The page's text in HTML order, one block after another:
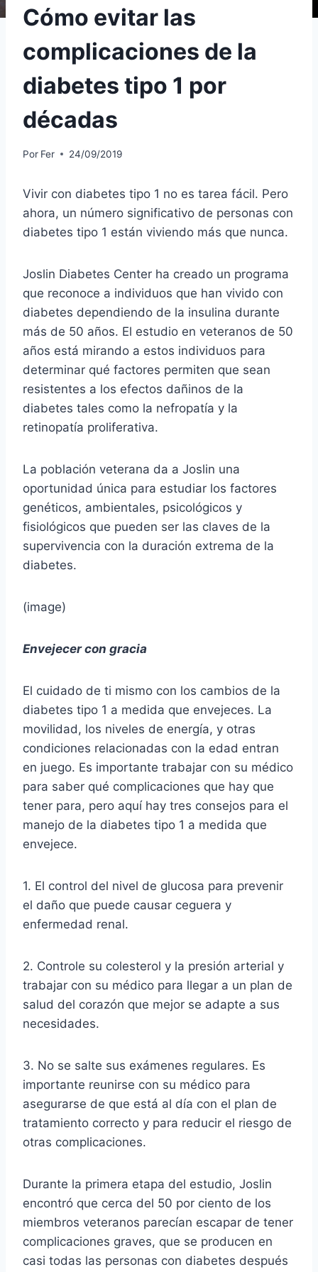
Cómo evitar las
complicaciones de la
diabetes tipo 1 por
décadas
Por Fer 24/09/2019
Vivir con diabetes tipo 1 no es tarea fácil. Pero
ahora, un número significativo de personas con
diabetes tipo 1 están viviendo más que nunca.
Joslin Diabetes Center ha creado un programa
que reconoce a individuos que han vivido con
diabetes dependiendo de la insulina durante
más de 50 años. El estudio en veteranos de 50
años está mirando a estos individuos para
determinar qué factores permiten que sean
resistentes a los efectos dañinos de la
diabetes tales como la nefropatía y la
retinopatía proliferativa.
La población veterana da a Joslin una
oportunidad única para estudiar los factores
genéticos, ambientales, psicológicos y
fisiológicos que pueden ser las claves de la
supervivencia con la duración extrema de la
diabetes.
(image)
Envejecer con gracia
El cuidado de ti mismo con los cambios de la
diabetes tipo 1 a medida que envejeces. La
movilidad, los niveles de energía, y otras
condiciones relacionadas con la edad entran
en juego. Es importante trabajar con su médico
para saber qué complicaciones que hay que
tener para, pero aquí hay tres consejos para el
manejo de la diabetes tipo 1 a medida que
envejece.
1. El control del nivel de glucosa para prevenir
el daño que puede causar ceguera y
enfermedad renal.
2. Controle su colesterol y la presión arterial y
trabajar con su médico para llegar a un plan de
salud del corazón que mejor se adapte a sus
necesidades.
3. No se salte sus exámenes regulares. Es
importante reunirse con su médico para
asegurarse de que está al día con el plan de
tratamiento correcto y para reducir el riesgo de
otras complicaciones.
Durante la primera etapa del estudio, Joslin
encontró que cerca del 50 por ciento de los
miembros veteranos parecían escapar de tener
complicaciones graves, que se producen en
casi todas las personas con diabetes después